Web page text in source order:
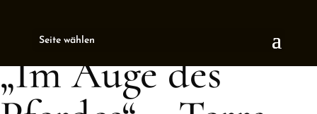
Seite wählen
This event has passed.
„Im Auge des